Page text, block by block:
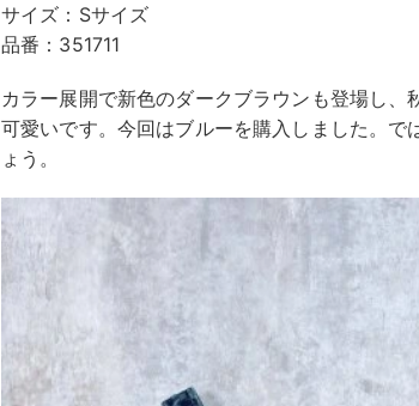
サイズ：Sサイズ
品番：351711
カラー展開で新色のダークブラウンも登場し
可愛いです。今回はブルーを購入しました。で
ょう。